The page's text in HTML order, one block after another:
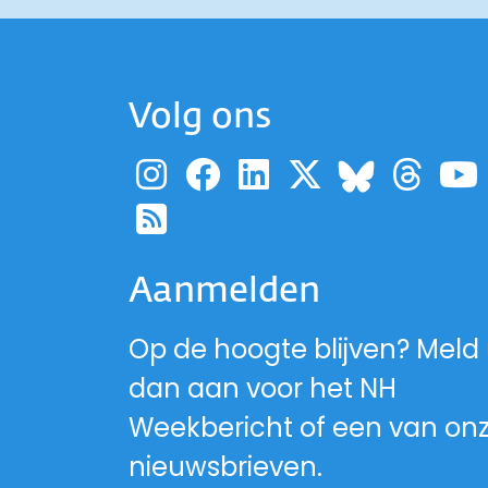
Volg ons
Ga naar de
Ga naar de
Ga naar de
Ga naar
Ga
Ga naar de RSS-
Aanmelden
Op de hoogte blijven? Meld
dan aan voor het NH
Weekbericht of een van
nieuwsbrieven.